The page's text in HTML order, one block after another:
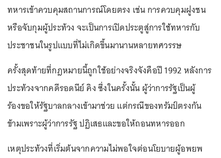
ทหารเข้าควบคุมสถานการณ์โดยตรง เช่น การควบคุมฝูงชน
หรือจับกุมผู้ประท้วง จะเป็นการเปิดประตูสู่การใช้ทหารกับ
ประชาชนในรูปแบบที่ไม่เกิดขึ้นมานานหลายทศวรรษ
ครั้งสุดท้ายที่กฎหมายนี้ถูกใช้อย่างจริงจังคือปี 1992 หลังการ
ประท้วงจากคดีรอดนีย์ คิง ซึ่งในครั้งนั้น ผู้ว่าการรัฐเป็นผู้
ร้องขอให้รัฐบาลกลางเข้ามาช่วย แต่กรณีของทรัมป์ตรงกัน
ข้ามเพราะผู้ว่าการรัฐ ปฏิเสธและขอให้ถอนทหารออก
เหตุประท้วงที่เริ่มต้นจากความไม่พอใจต่อนโยบายผู้อพยพ